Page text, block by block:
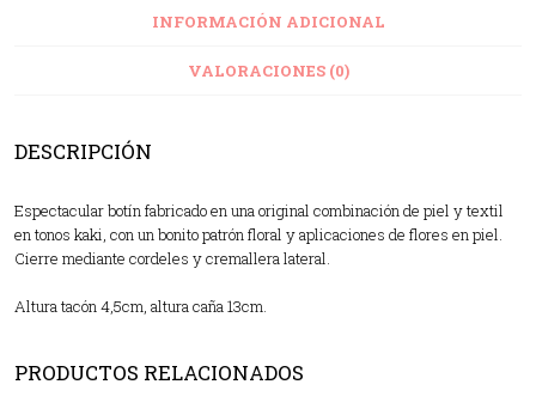
INFORMACIÓN ADICIONAL
VALORACIONES (0)
DESCRIPCIÓN
Espectacular botín fabricado en una original combinación de piel y textil
en tonos kaki, con un bonito patrón floral y aplicaciones de flores en piel.
Cierre mediante cordeles y cremallera lateral.
Altura tacón 4,5cm, altura caña 13cm.
PRODUCTOS RELACIONADOS